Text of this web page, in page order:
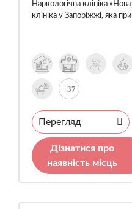
Наркологічна клініка
клініка у Запоріжжі, яка
+37
Перегляд
Дізнатися про
наявність місць